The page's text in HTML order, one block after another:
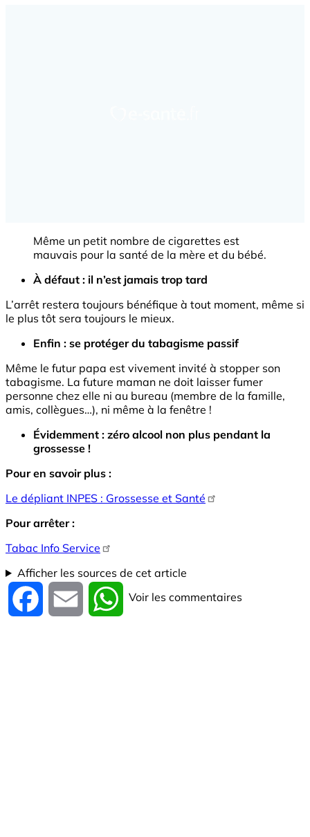
Même un petit nombre de cigarettes est
mauvais pour la santé de la mère et du bébé.
À défaut : il n’est jamais trop tard
L’arrêt restera toujours bénéfique à tout moment, même si
le plus tôt sera toujours le mieux.
Enfin : se protéger du tabagisme passif
Même le futur papa est vivement invité à stopper son
tabagisme. La future maman ne doit laisser fumer
personne chez elle ni au bureau (membre de la famille,
amis, collègues…), ni même à la fenêtre !
Évidemment : zéro alcool non plus pendant la
grossesse !
Pour en savoir plus :
Le dépliant INPES : Grossesse et Santé
Pour arrêter :
Tabac Info Service
Afficher les sources de cet article
Facebook Email WhatsApp
Voir les commentaires